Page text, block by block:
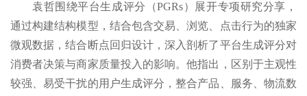
袁哲围绕平台生成评分（PGRs）展开专项研究分享，
通过构建结构模型，结合包含交易、浏览、点击行为的独家
微观数据，结合断点回归设计，深入剖析了平台生成评分对
消费者决策与商家质量投入的影响。他指出，区别于主观性
较强、易受干扰的用户生成评分，整合产品、服务、物流数